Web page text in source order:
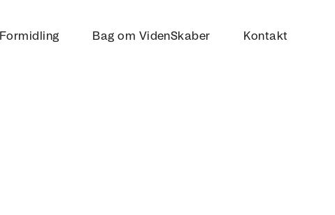
Formidling Bag om VidenSkaber Kontakt